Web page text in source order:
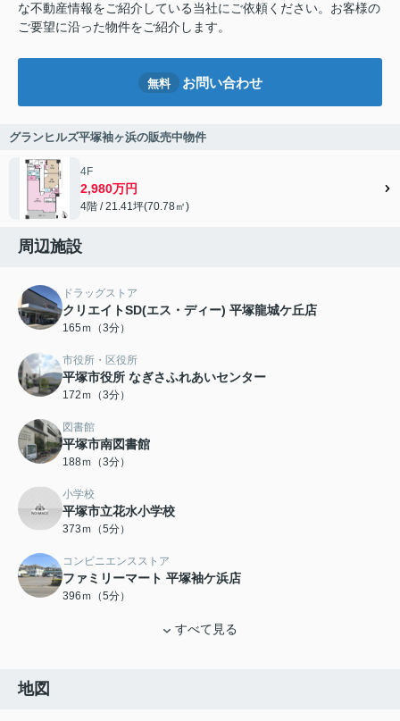
な不動産情報をご紹介している当社にご依頼ください。お客様の
ご要望に沿った物件をご紹介します。
無料 お問い合わせ
グランヒルズ平塚袖ヶ浜の販売中物件
4F
2,980万円
4階 / 21.41坪(70.78㎡)
周辺施設
ドラッグストア
クリエイトSD(エス・ディー) 平塚龍城ケ丘店
165ｍ（3分）
市役所・区役所
平塚市役所 なぎさふれあいセンター
172ｍ（3分）
図書館
平塚市南図書館
188ｍ（3分）
小学校
平塚市立花水小学校
373ｍ（5分）
コンビニエンスストア
ファミリーマート 平塚袖ケ浜店
396ｍ（5分）
すべて見る
地図